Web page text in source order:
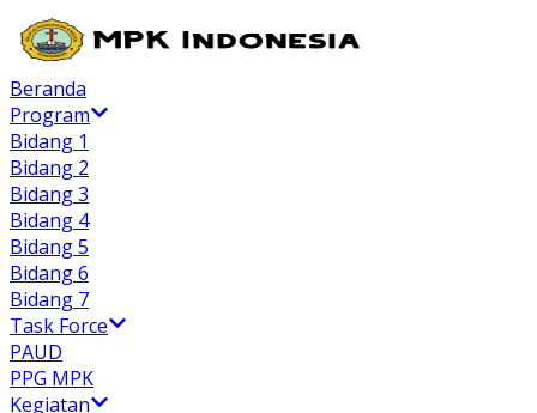
Beranda
Program
Bidang 1
Bidang 2
Bidang 3
Bidang 4
Bidang 5
Bidang 6
Bidang 7
Task Force
PAUD
PPG MPK
Kegiatan